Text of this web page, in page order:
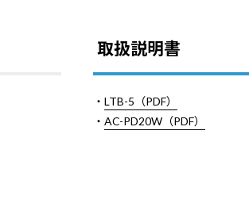
取扱説明書
・ LTB-5（PDF）
・ AC-PD20W（PDF）